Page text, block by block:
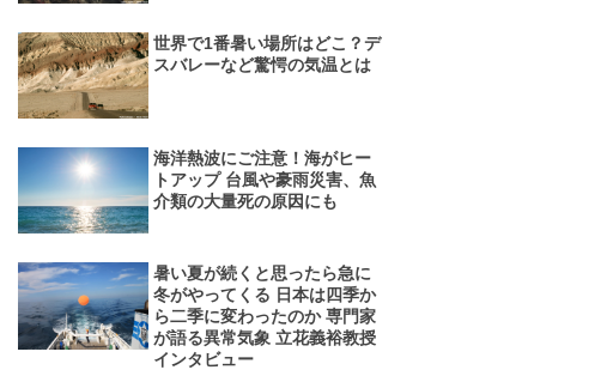
世界で1番暑い場所はどこ？デ
スバレーなど驚愕の気温とは
海洋熱波にご注意！海がヒー
トアップ 台風や豪雨災害、魚
介類の大量死の原因にも
暑い夏が続くと思ったら急に
冬がやってくる 日本は四季か
ら二季に変わったのか 専門家
が語る異常気象 立花義裕教授
インタビュー